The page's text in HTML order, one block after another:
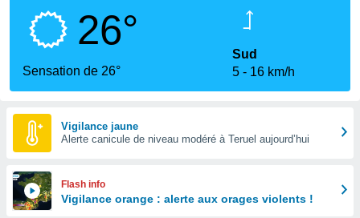
26°
Sensation de 26°
Sud
5
16 km/h
Vigilance jaune
Alerte canicule de niveau modéré à Teruel aujourd’hui
Flash info
Vigilance orange : alerte aux orages violents !